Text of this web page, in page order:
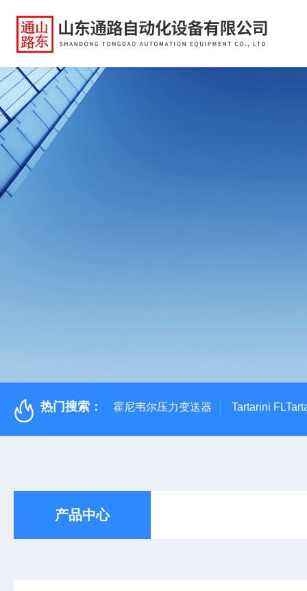
热门搜索： 霍尼韦尔压力变送器 Tartarini
产品中心